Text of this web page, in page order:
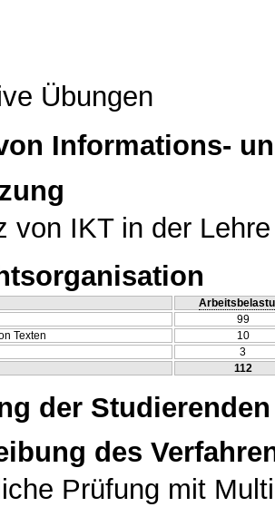
Übungen
Informations-
von IKT in der Lehre
99
Texten
10
3
112
der Studierenden
des
Prüfung mit